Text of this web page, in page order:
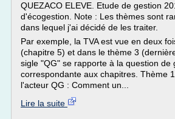
QUEZACO ELEVE. Etude de gestion
d'écogestion. Note : Les thèmes sont
dans lequel j'ai décidé de les traiter.
Par exemple, la TVA est vue en deux
(chapitre 5) et dans le thème 3
sigle "QG" se rapporte à la question de
correspondante aux chapitres. Thème
l'acteur QG : Comment un...
Lire la suite